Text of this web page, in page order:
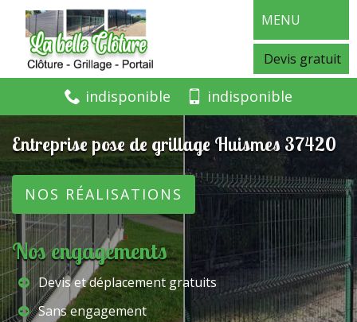
MENU
Devis gratuit
indisponible indisponible
Entreprise pose de grillage Huismes 37420
NOS RÉALISATIONS
Nos engagements
Devis et déplacement gratuits
Sans engagement